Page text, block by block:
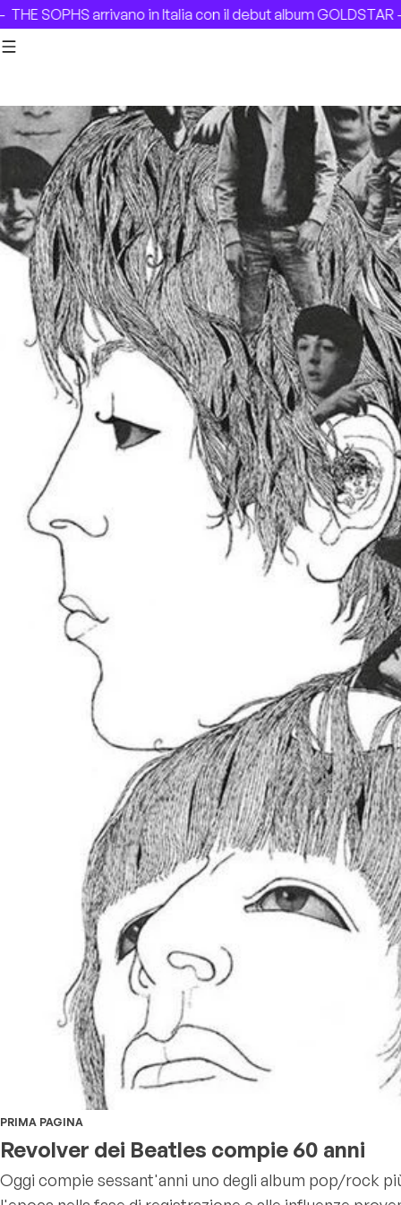
Skip to content
in Italia con il debut album GOLDSTAR –Remembering
PRIMA PAGINA
Revolver dei Beatles compie 60 anni
Oggi compie sessant'anni uno degli album pop/rock